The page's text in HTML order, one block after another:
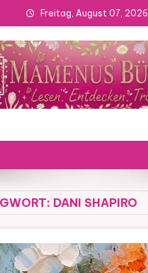
Freitag, August 07, 2026
DANI SHAPIRO